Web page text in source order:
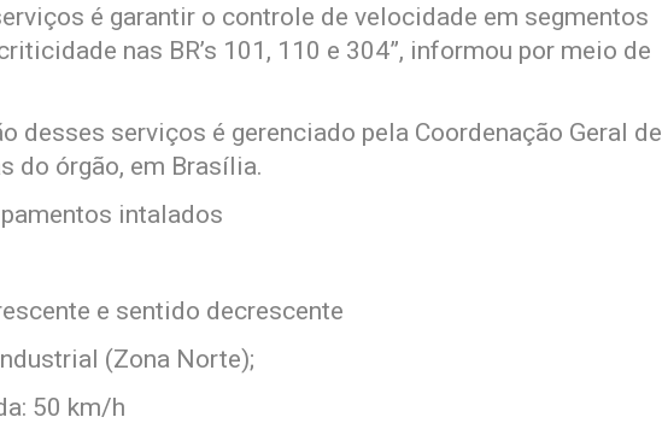
é garantir o controle de velocidade em segmentos
nas BR’s 101, 110 e 304”, informou por meio de
desses serviços é gerenciado pela Coordenação Geral de
do órgão, em Brasília.
intalados
e sentido decrescente
(Zona Norte);
50 km/h